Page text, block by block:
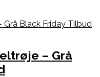
– Grå